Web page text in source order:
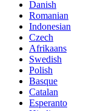
Danish
Romanian
Indonesian
Czech
Afrikaans
Swedish
Polish
Basque
Catalan
Esperanto